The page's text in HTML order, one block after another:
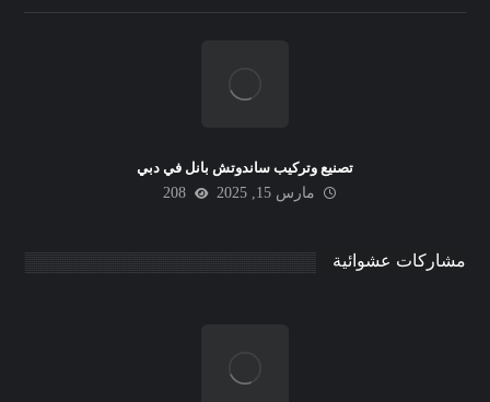
تصنيع وتركيب ساندوتش بانل في دبي
مارس 15, 2025
208
مشاركات عشوائية